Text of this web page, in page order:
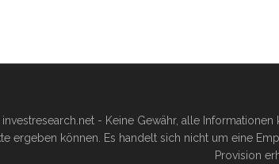
- Keine Gewähr, alle
ergeben können. Es handelt sich nicht um eine
Provision